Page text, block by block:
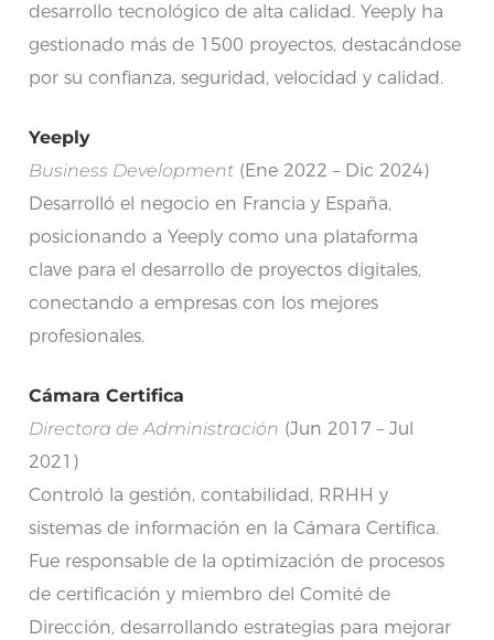
desarrollo tecnológico de alta calidad. Yeeply ha
gestionado más de 1500 proyectos, destacándose
por su confianza, seguridad, velocidad y calidad.
Yeeply
Business Development (Ene 2022 – Dic 2024)
Desarrolló el negocio en Francia y España,
posicionando a Yeeply como una plataforma
clave para el desarrollo de proyectos digitales,
conectando a empresas con los mejores
profesionales.
Cámara Certifica
Directora de Administración (Jun 2017 – Jul
2021)
Controló la gestión, contabilidad, RRHH y
sistemas de información en la Cámara Certifica.
Fue responsable de la optimización de procesos
de certificación y miembro del Comité de
Dirección, desarrollando estrategias para mejorar